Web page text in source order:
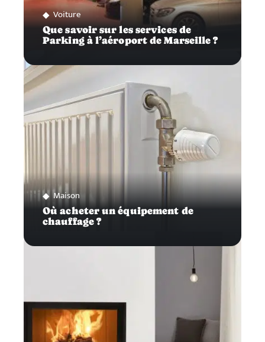
Voiture
Que savoir sur les services de
Parking à l’aéroport de Marseille ?
Maison
Où acheter un équipement de
chauffage ?